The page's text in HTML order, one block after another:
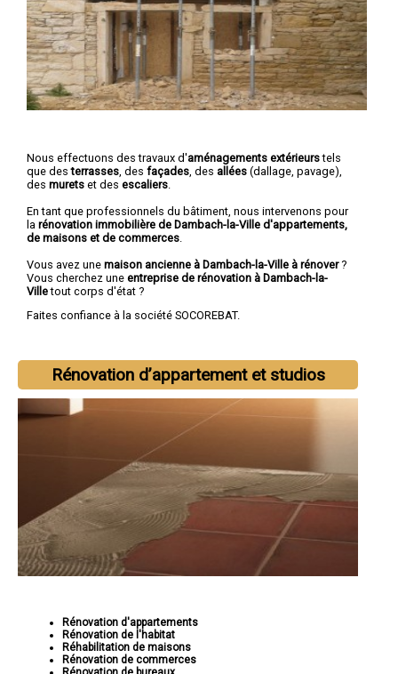
Nous effectuons des travaux d'aménagements extérieurstels
que desterrasses , des façades , des allées (dallage, pavage),
des murets et des escaliers
En tant que professionnels du bâtiment, nous intervenons pour
la rénovation immobilière de Dambach-la-Ville d'appartements,
de maisons et de commerces
Vous avez une maison ancienne à Dambach-la-Ville à rénover?
Vous cherchez une entreprise de rénovation à Dambach-la-
Villetout corps d'état ?
Faites confiance à la société SOCOREBAT.
Rénovation d’appartement et studios
Rénovation d'appartements
Rénovation de l'habitat
Réhabilitation de maisons
Rénovation de commerces